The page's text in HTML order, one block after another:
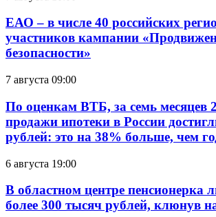
ЕАО – в числе 40 российских
участников кампании
безопасности»
7 августа 09:00
По оценкам ВТБ, за семь месяцев
продажи ипотеки в России
рублей: это на 38% больше, чем
6 августа 19:00
В областном центре пенсионерка
более 300 тысяч рублей, клюнув